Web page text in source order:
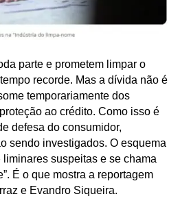
parte e prometem limpar o
recorde. Mas a dívida não é
temporariamente dos
ao crédito. Como isso é
defesa do consumidor,
sendo investigados. O esquema
suspeitas e se chama
É o que mostra a reportagem
e Evandro Siqueira.